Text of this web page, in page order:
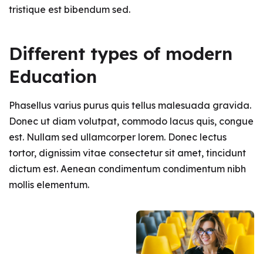
tristique est bibendum sed.
Different types of modern
Education
Phasellus varius purus quis tellus malesuada gravida.
Donec ut diam volutpat, commodo lacus quis, congue
est. Nullam sed ullamcorper lorem. Donec lectus
tortor, dignissim vitae consectetur sit amet, tincidunt
dictum est. Aenean condimentum condimentum nibh
mollis elementum.